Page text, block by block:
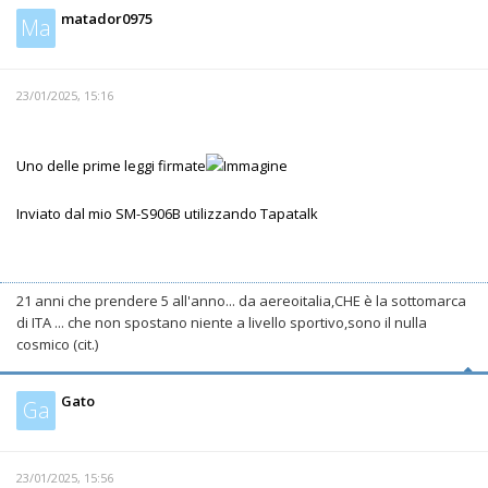
Ma matador0975
23/01/2025, 15:16
Uno delle prime leggi firmate
Inviato dal mio SM-S906B utilizzando Tapatalk
21 anni che prendere 5 all'anno... da aereoitalia,CHE è la sottomarca
di ITA ... che non spostano niente a livello sportivo,sono il nulla
cosmico (cit.)
Ga Gato
23/01/2025, 15:56